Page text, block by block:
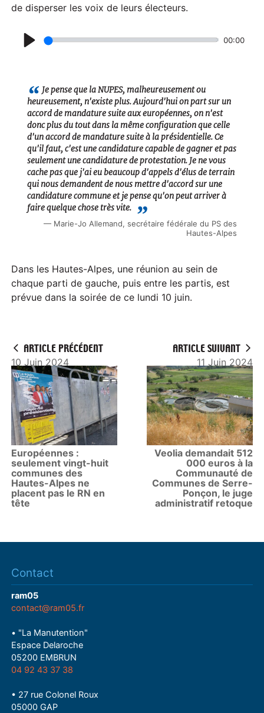
de disperser les voix de leurs électeurs.
a
y
00:00
Je pense que la NUPES, malheureusement ou
heureusement, n'existe plus. Aujourd'hui on part sur un
accord de mandature suite aux européennes, on n'est
donc plus du tout dans la même configuration que celle
d'un accord de mandature suite à la présidentielle. Ce
qu'il faut, c'est une candidature capable de gagner et pas
seulement une candidature de protestation. Je ne vous
cache pas que j'ai eu beaucoup d'appels d'élus de terrain
qui nous demandent de nous mettre d'accord sur une
candidature commune et je pense qu'on peut arriver à
faire quelque chose très vite.
Marie-Jo Allemand, secrétaire fédérale du PS des
Hautes-Alpes
Dans les Hautes-Alpes, une réunion au sein de
chaque parti de gauche, puis entre les partis, est
prévue dans la soirée de ce lundi 10 juin.
ARTICLE PRÉCÉDENT
10 Juin 2024
Européennes :
seulement vingt-huit
communes des
Hautes-Alpes ne
placent pas le RN en
tête
ARTICLE SUIVANT
11 Juin 2024
Veolia demandait 512
000 euros à la
Communauté de
Communes de Serre-
Ponçon, le juge
administratif retoque
Contact
ram05
contact@ram05.fr
• "La Manutention"
Espace Delaroche
05200 EMBRUN
04 92 43 37 38
• 27 rue Colonel Roux
05000 GAP